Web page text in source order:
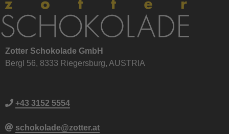
Zotter Schokolade GmbH
Bergl 56, 8333 Riegersburg, AUSTRIA
+43 3152 5554
schokolade@zotter.at